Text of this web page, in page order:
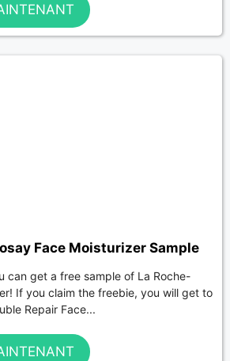
Face Moisturizer Sample
can get a free sample of La Roche-
If you claim the freebie, you will get to
Repair Face...